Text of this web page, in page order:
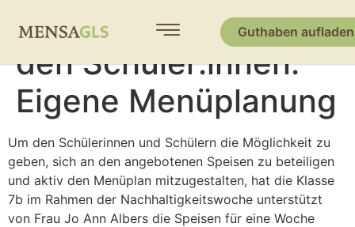
Guthaben aufladen
Zusammenarbeit mit
den Schüler:innen:
Eigene Menüplanung
Um den Schülerinnen und Schülern die Möglichkeit zu
geben, sich an den angebotenen Speisen zu beteiligen
und aktiv den Menüplan mitzugestalten, hat die Klasse
7b im Rahmen der Nachhaltigkeitswoche unterstützt
von Frau Jo Ann Albers die Speisen für eine Woche